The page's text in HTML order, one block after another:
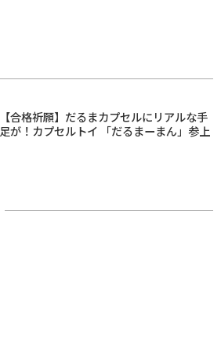
【合格祈願】だるまカプセルにリアルな手
足が！カプセルトイ 「だるまーまん」参上